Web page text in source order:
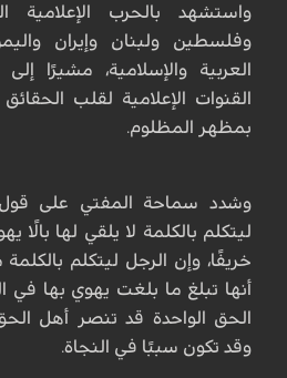
واستشهد بالحرب
وفلسطين ولبنان وإيران
العربية والإسلامية، مشيرًا
القنوات الإعلامية لقلب
بمظهر المظلوم.
وشدد سماحة المفتي على
ليتكلم بالكلمة لا يلقي لها بالًا
خريفًا، وإن الرجل ليتكلم
أنها تبلغ ما بلغت يهوي بها في
الحق الواحدة قد تنصر أهل
وقد تكون سببًا في النجاة.